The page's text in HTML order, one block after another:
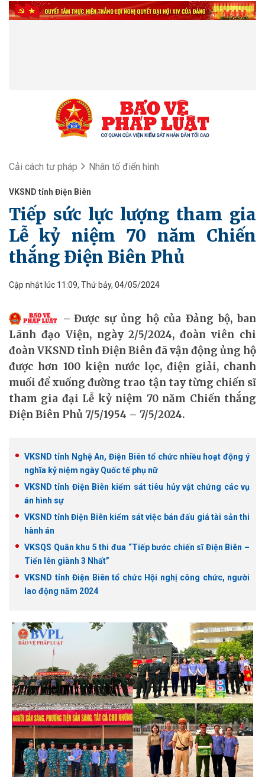
Cải cách tư pháp Nhân tố điển hình
VKSND tỉnh Điện Biên
Tiếp sức lực lượng tham gia
Lễ kỷ niệm 70 năm Chiến
thắng Điện Biên Phủ
Cập nhật lúc 11:09, Thứ bảy, 04/05/2024
Được sự ủng hộ của Đảng bộ, ban
Lãnh đạo Viện, ngày 2/5/2024, đoàn viên chi
đoàn VKSND tỉnh Điện Biên đã vận động ủng hộ
được hơn 100 kiện nước lọc, điện giải, chanh
muối để xuống đường trao tận tay từng chiến sĩ
tham gia đại Lễ kỷ niệm 70 năm Chiến thắng
Điện Biên Phủ 7/5/1954 – 7/5/2024.
VKSND tỉnh Nghệ An, Điện Biên tổ chức nhiều hoạt động ý
nghĩa kỷ niệm ngày Quốc tế phụ nữ
VKSND tỉnh Điện Biên kiểm sát tiêu hủy vật chứng các vụ
án hình sự
VKSND tỉnh Điện Biên kiểm sát việc bán đấu giá tài sản thi
hành án
VKSQS Quân khu 5 thi đua “Tiếp bước chiến sĩ Điện Biên –
Tiến lên giành 3 Nhất”
VKSND tỉnh Điện Biên tổ chức Hội nghị công chức, người
lao động năm 2024